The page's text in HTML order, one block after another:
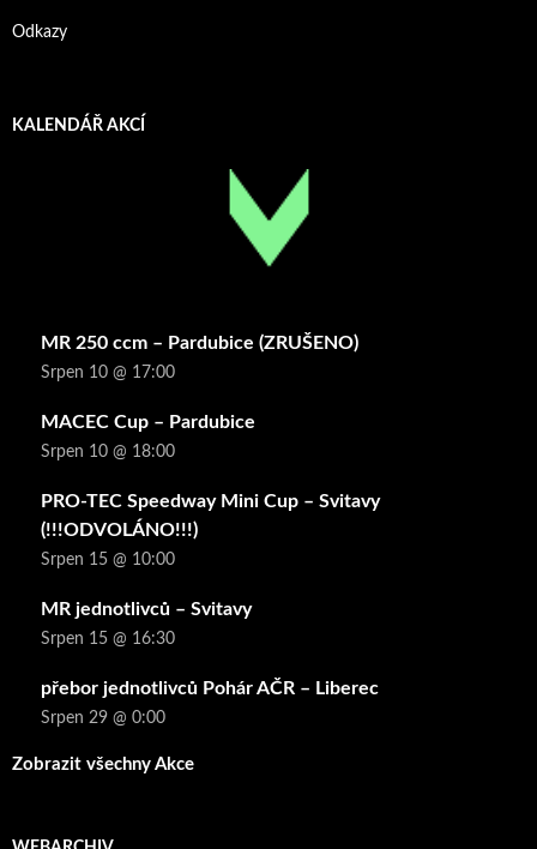
Odkazy
KALENDÁŘ AKCÍ
MR 250 ccm – Pardubice (ZRUŠENO)
Srpen 10 @ 17:00
MACEC Cup – Pardubice
Srpen 10 @ 18:00
PRO-TEC Speedway Mini Cup – Svitavy
(!!!ODVOLÁNO!!!)
Srpen 15 @ 10:00
MR jednotlivců – Svitavy
Srpen 15 @ 16:30
přebor jednotlivců Pohár AČR – Liberec
Srpen 29 @ 0:00
Zobrazit všechny Akce